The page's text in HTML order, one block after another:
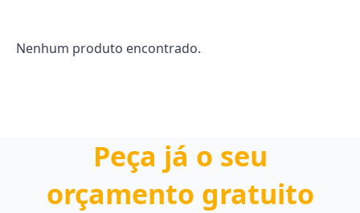
Nenhum produto encontrado.
Peça já o seu
orçamento gratuito